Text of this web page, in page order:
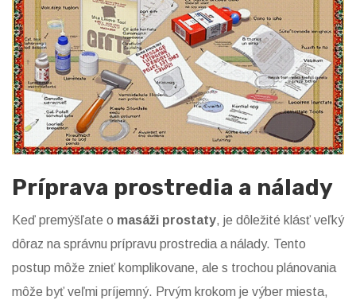
Príprava prostredia a nálady
Keď premýšľate o masáži prostaty, je dôležité klásť veľký
dôraz na správnu prípravu prostredia a nálady. Tento
postup môže znieť komplikovane, ale s trochou plánovania
môže byť veľmi príjemný. Prvým krokom je výber miesta,